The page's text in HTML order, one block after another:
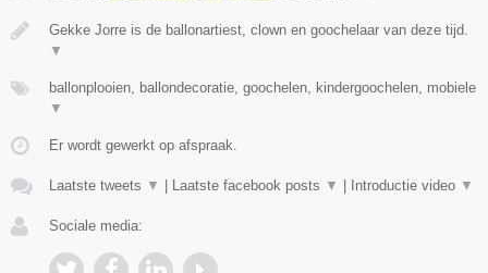
Gekke Jorre is de ballonartiest, clown en goochelaar van deze tijd.
▼
ballonplooien, ballondecoratie, goochelen, kindergoochelen, mobiele
▼
Er wordt gewerkt op afspraak.
Laatste tweets ▼ Laatste facebook posts ▼ Introductie video ▼
Sociale media: